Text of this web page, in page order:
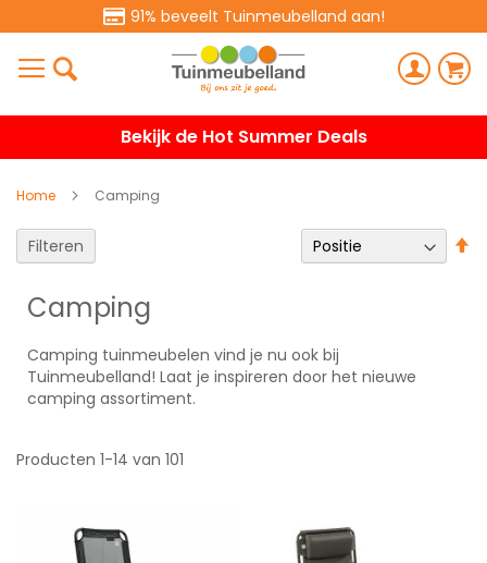
91% beveelt Tuinmeubelland aan!
Bekijk de Hot Summer Deals
Home Camping
Camping
Camping tuinmeubelen vind je nu ook bij
Tuinmeubelland! Laat je inspireren door het nieuwe
camping assortiment.
Producten 1-14 van 101
Filteren